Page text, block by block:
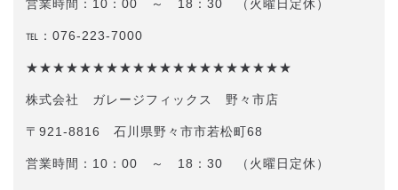
営業時間：10：00 ～ 18：30 （火曜日定休）
℡：076-223-7000
★★★★★★★★★★★★★★★★★★★★
株式会社 ガレージフィックス 野々市店
〒921-8816 石川県野々市市若松町68
営業時間：10：00 ～ 18：30 （火曜日定休）